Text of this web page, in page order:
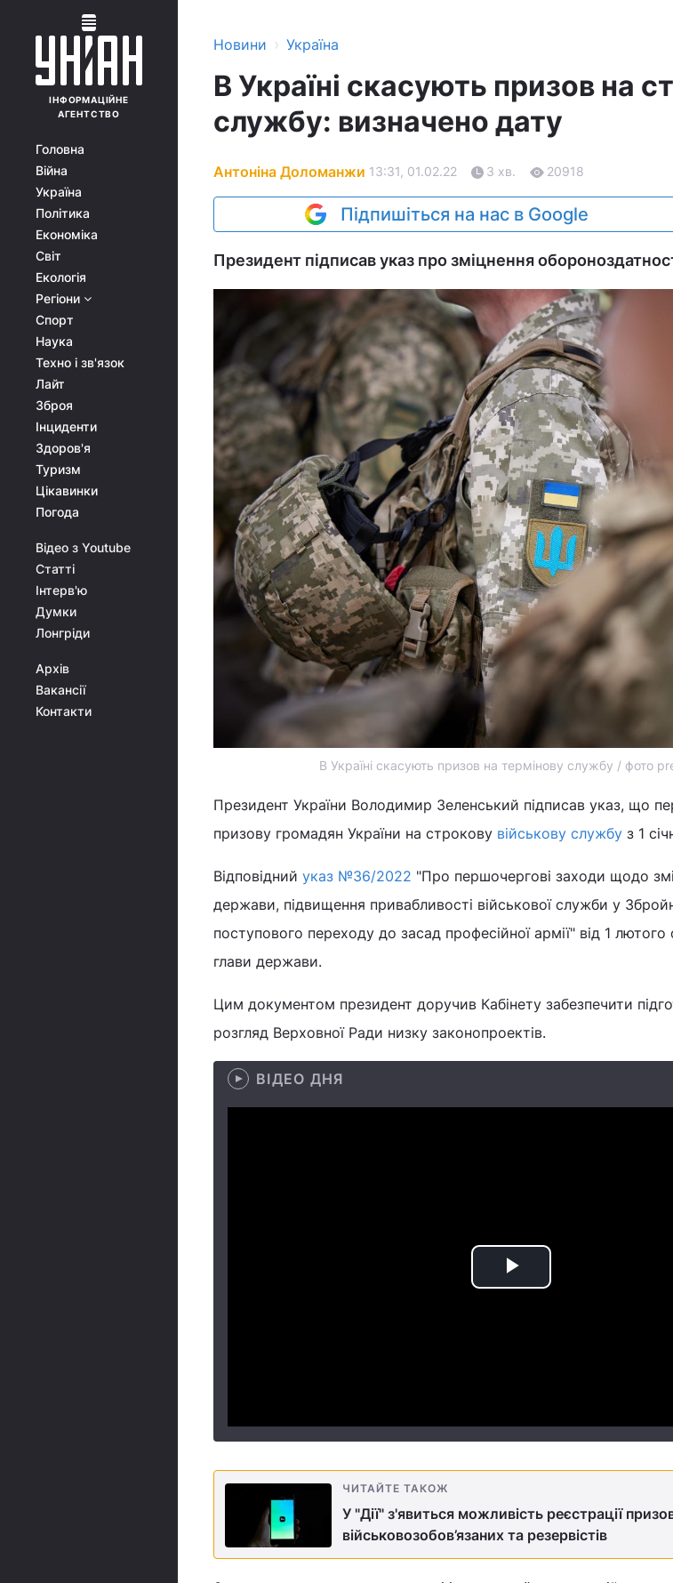
ІНФОРМАЦІЙНЕ
АГЕНТСТВО
Головна
Війна
Україна
Політика
Економіка
Світ
Екологія
Регіони
Спорт
Наука
Техно і зв'язок
Лайт
Зброя
Інциденти
Здоров'я
Туризм
Цікавинки
Погода
Відео з Youtube
Статті
Інтерв'ю
Думки
Лонгріди
Архів
Вакансії
Контакти
Новини › Україна
В Україні скасують призов на
службу: визначено дату
Антоніна Доломанжи 13:31, 01.02.22 3 хв. 20918
Підпишіться на нас в Google
Президент підписав указ про зміцнення
В Україні скасують призов на термінову службу / фото
Президент України Володимир Зеленський підписав указ, що
призову громадян України на строкову військову службу з 1
Відповідний указ №36/2022 "Про першочергові заходи щодо
держави, підвищення привабливості військової служби у
поступового переходу до засад професійної армії" від 1 лютого
глави держави.
Цим документом президент доручив Кабінету забезпечити
розгляд Верховної Ради низку законопроектів.
ВІДЕО ДНЯ
Play
ЧИТАЙТЕ ТАКОЖ
У "Дії" з'явиться можливість реєстрації
військовозобов’язаних та резервістів